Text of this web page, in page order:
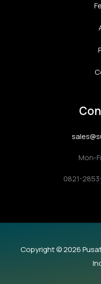
Mon-
0821-
Copyright © 2026